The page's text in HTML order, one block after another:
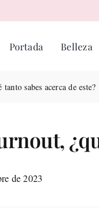
Portada Belleza
sabes acerca de este?
de 2023